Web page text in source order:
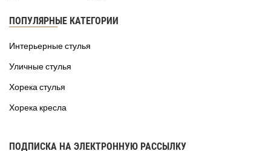
ПОПУЛЯРНЫЕ КАТЕГОРИИ
Интерьерные стулья
Уличные стулья
Хорека стулья
Хорека кресла
ПОДПИСКА НА ЭЛЕКТРОННУЮ РАССЫЛКУ